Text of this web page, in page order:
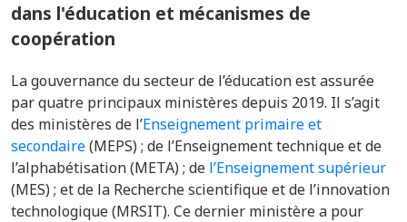
dans l'éducation et mécanismes de
coopération
La gouvernance du secteur de l’éducation est assurée
par quatre principaux ministères depuis 2019. Il s’agit
des ministères de l’Enseignement primaire et
secondaire(MEPS) ; de l’Enseignement technique et de
l’alphabétisation (META) ; de l’Enseignement supérieur
(MES) ; et de la Recherche scientifique et de l’innovation
technologique (MRSIT). Ce dernier ministère a pour